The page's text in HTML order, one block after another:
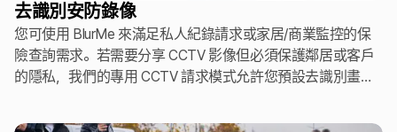
去識別安防錄像
您可使用 BlurMe 來滿足私人紀錄請求或家居/商業監控的保
險查詢需求。若需要分享 CCTV 影像但必須保護鄰居或客戶
的隱私，我們的專用 CCTV 請求模式允許您預設去識別畫面